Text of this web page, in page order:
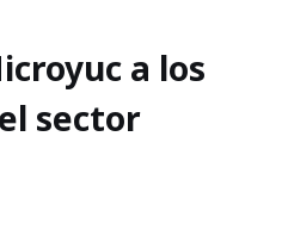
a los
sector